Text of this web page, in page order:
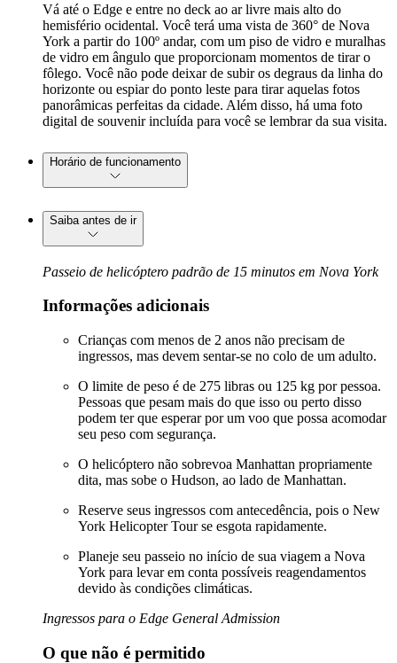
Vá até o Edge e entre no deck ao ar livre mais alto do
hemisfério ocidental. Você terá uma vista de 360° de Nova
York a partir do 100º andar, com um piso de vidro e muralhas
de vidro em ângulo que proporcionam momentos de tirar o
fôlego. Você não pode deixar de subir os degraus da linha do
horizonte ou espiar do ponto leste para tirar aquelas fotos
panorâmicas perfeitas da cidade. Além disso, há uma foto
digital de souvenir incluída para você se lembrar da sua visita.
Horário de funcionamento
Saiba antes de ir
Passeio de helicóptero padrão de 15 minutos em Nova York
Informações adicionais
Crianças com menos de 2 anos não precisam de
ingressos, mas devem sentar-se no colo de um adulto.
O limite de peso é de 275 libras ou 125 kg por pessoa.
Pessoas que pesam mais do que isso ou perto disso
podem ter que esperar por um voo que possa acomodar
seu peso com segurança.
O helicóptero não sobrevoa Manhattan propriamente
dita, mas sobe o Hudson, ao lado de Manhattan.
Reserve seus ingressos com antecedência, pois o New
York Helicopter Tour se esgota rapidamente.
Planeje seu passeio no início de sua viagem a Nova
York para levar em conta possíveis reagendamentos
devido às condições climáticas.
Ingressos para o Edge General Admission
O que não é permitido